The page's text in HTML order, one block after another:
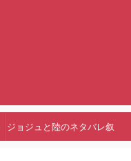
ジョジュと陸のネタバレ叙